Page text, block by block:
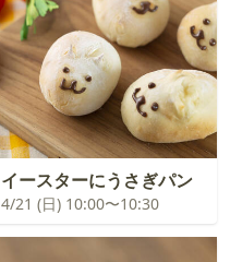
イースターにうさぎパン
4/21 (日) 10:00〜10:30